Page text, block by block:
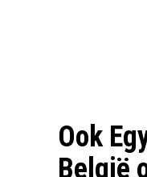
Ook
België